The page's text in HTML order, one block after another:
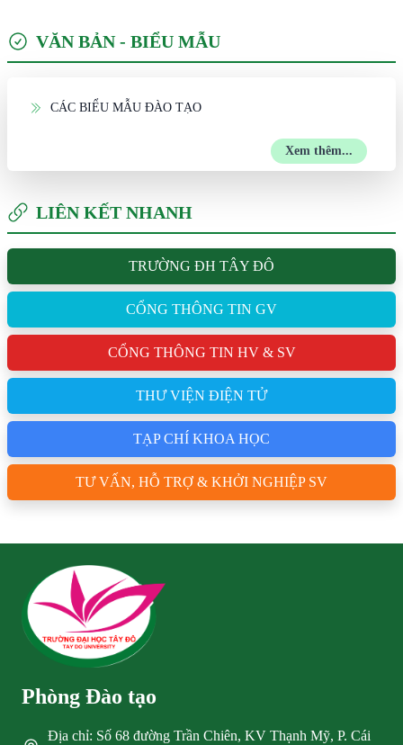
VĂN BẢN - BIỂU MẪU
CÁC BIỂU MẪU ĐÀO TẠO
Xem thêm...
LIÊN KẾT NHANH
TRƯỜNG ĐH TÂY ĐÔ
CỔNG THÔNG TIN GV
CỔNG THÔNG TIN HV & SV
THƯ VIỆN ĐIỆN TỬ
TẠP CHÍ KHOA HỌC
TƯ VẤN, HỖ TRỢ & KHỞI NGHIỆP SV
Phòng Đào tạo
Địa chỉ: Số 68 đường Trần Chiên, KV Thạnh Mỹ, P. Cái